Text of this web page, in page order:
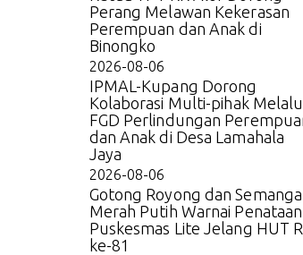
Perang Melawan Kekerasan
Perempuan dan Anak di
Binongko
2026-08-06
IPMAL-Kupang Dorong
Kolaborasi Multi-pihak
FGD Perlindungan
dan Anak di Desa Lamahala
Jaya
2026-08-06
Gotong Royong dan
Merah Putih Warnai Penataan
Puskesmas Lite Jelang HUT
ke-81